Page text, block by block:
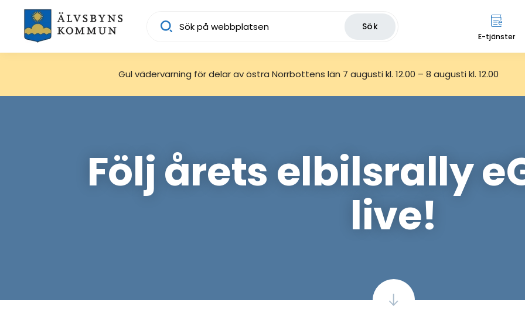
Sök
E-tjänster
Gul vädervarning för delar av östra Norrbottens län 7 augusti kl. 12.00 – 8 augusti kl. 12.00
Följ årets elbilsrally
live!